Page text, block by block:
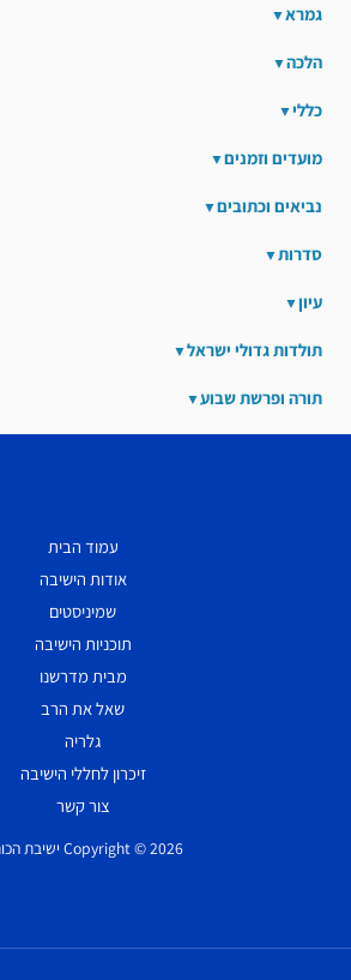
גמרא
הלכה
כללי
מועדים וזמנים
נביאים וכתובים
סדרות
עיון
תולדות גדולי ישראל
תורה ופרשת שבוע
עמוד הבית
אודות הישיבה
שמיניסטים
תוכניות הישיבה
מבית מדרשנו
שאל את הרב
גלריה
זיכרון לחללי הישיבה
צור קשר
Copyright © 2026 ישיבת הכותל